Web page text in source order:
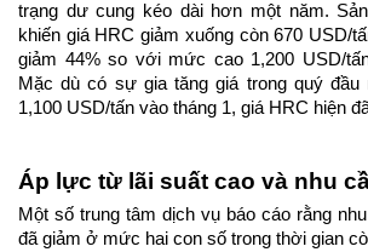
trạng dư cung kéo dài hơn một năm.
khiến giá HRC giảm xuống còn 670 USD/
giảm 44% so với mức cao 1,200 USD/
Mặc dù có sự gia tăng giá trong quý đầu
1,100 USD/tấn vào tháng 1, giá HRC hiện
Áp lực từ lãi suất cao và nhu
Một số trung tâm dịch vụ báo cáo rằng
đã giảm ở mức hai con số trong thời gian